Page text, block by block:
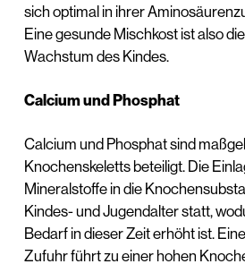
sich optimal in ihrer
Eine gesunde Mischkost ist also
Wachstum des Kindes.
Calcium und Phosphat
Calcium und Phosphat sind
Knochenskeletts beteiligt. Die
Mineralstoffe in die
Kindes- und Jugendalter statt,
Bedarf in dieser Zeit erhöht ist.
Zufuhr führt zu einer hohen